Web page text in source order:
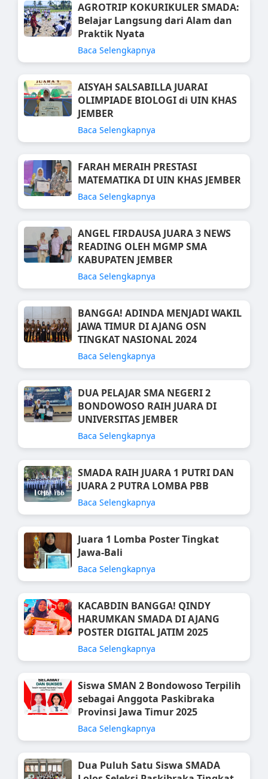
AGROTRIP KOKURIKULER SMADA:
Belajar Langsung dari Alam dan
Praktik Nyata
Baca Selengkapnya
AISYAH SALSABILLA JUARAI
OLIMPIADE BIOLOGI di UIN KHAS
JEMBER
Baca Selengkapnya
FARAH MERAIH PRESTASI
MATEMATIKA DI UIN KHAS JEMBER
Baca Selengkapnya
ANGEL FIRDAUSA JUARA 3 NEWS
READING OLEH MGMP SMA
KABUPATEN JEMBER
Baca Selengkapnya
BANGGA! ADINDA MENJADI WAKIL
JAWA TIMUR DI AJANG OSN
TINGKAT NASIONAL 2024
Baca Selengkapnya
DUA PELAJAR SMA NEGERI 2
BONDOWOSO RAIH JUARA DI
UNIVERSITAS JEMBER
Baca Selengkapnya
SMADA RAIH JUARA 1 PUTRI DAN
JUARA 2 PUTRA LOMBA PBB
Baca Selengkapnya
Juara 1 Lomba Poster Tingkat
Jawa-Bali
Baca Selengkapnya
KACABDIN BANGGA! QINDY
HARUMKAN SMADA DI AJANG
POSTER DIGITAL JATIM 2025
Baca Selengkapnya
Siswa SMAN 2 Bondowoso Terpilih
sebagai Anggota Paskibraka
Provinsi Jawa Timur 2025
Baca Selengkapnya
Dua Puluh Satu Siswa SMADA